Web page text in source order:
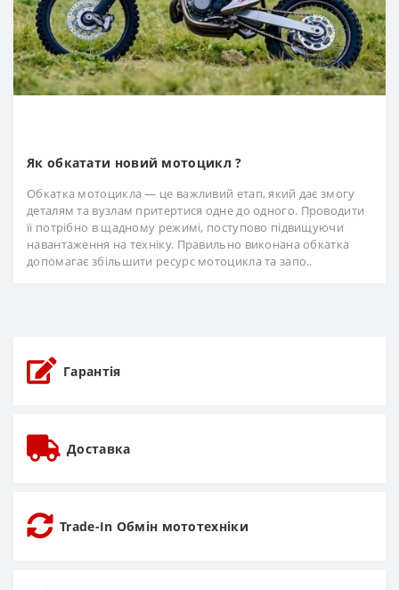
Як обкатати новий мотоцикл ?
Обкатка мотоцикла — це важливий етап, який дає змогу
деталям та вузлам притертися одне до одного. Проводити
її потрібно в щадному режимі, поступово підвищуючи
навантаження на техніку. Правильно виконана обкатка
допомагає збільшити ресурс мотоцикла та запо..
Гарантія
Доставка
Trade-In Обмін мототехніки